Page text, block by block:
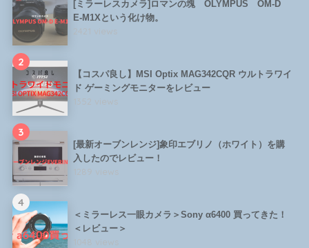
[ミラーレスカメラ]ロマンの塊 OLYMPUS OM-D
E-M1Xという化け物。
2421 views
2
【コスパ良し】MSI Optix MAG342CQR ウルトラワイ
ド ゲーミングモニターをレビュー
1352 views
3
[最新オーブンレンジ]象印エブリノ（ホワイト）を購
入したのでレビュー！
1289 views
4
＜ミラーレス一眼カメラ＞Sony α6400 買ってきた！
＜レビュー＞
1048 views